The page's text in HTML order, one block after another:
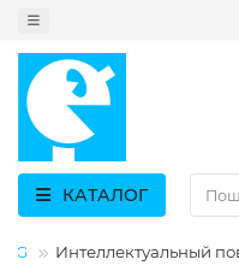
КАТАЛОГ
3G Интеллектуальный